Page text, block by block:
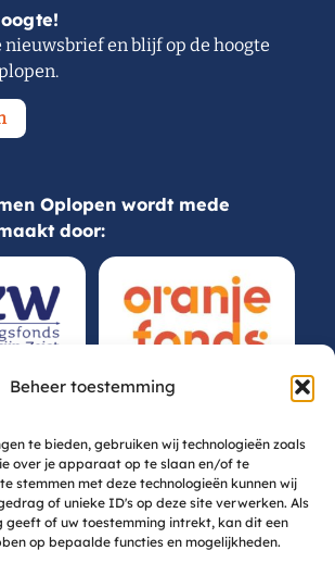
Beheer toestemming
te bieden, gebruiken wij technologieën zoals
over je apparaat op te slaan en/of te
stemmen met deze technologieën kunnen wij
of unieke ID's op deze site verwerken. Als
geeft of uw toestemming intrekt, kan dit een
op bepaalde functies en mogelijkheden.
nieuwsbrief en blijf op de hoogte
Oplopen wordt mede
door: